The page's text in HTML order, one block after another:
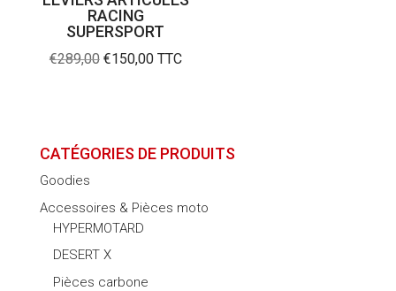
RACING
SUPERSPORT
€289,00 Le
€289,00.
€150,00Le
€150,00.
TTC
CATÉGORIES DE PRODUITS
Goodies
Accessoires & Pièces moto
HYPERMOTARD
DESERT X
Pièces carbone